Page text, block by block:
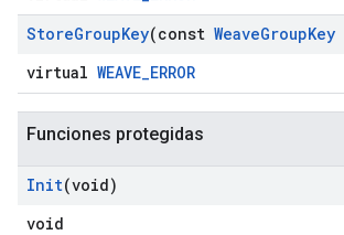
StoreGroupKey(const WeaveGroupKey
virtual WEAVE_ERROR
Funciones protegidas
Init(void)
void